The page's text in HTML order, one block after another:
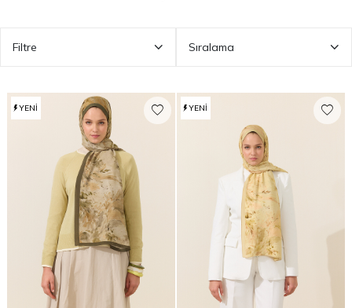
Filtre Sıralama
YENI YENI